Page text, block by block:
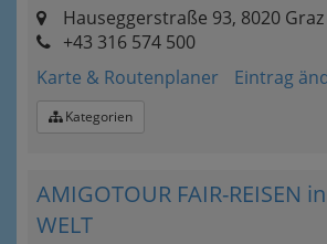
Hauseggerstraße 93, 8020 Graz
+43 316 574 500‎
Karte & Routenplaner
Eintrag
Kategorien
AMIGOTOUR FAIR-REISEN
WELT